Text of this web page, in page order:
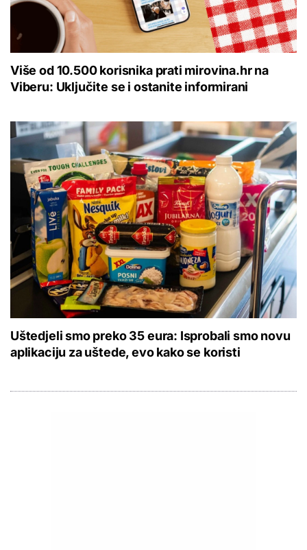
Više od 10.500 korisnika prati mirovina.hr na
Viberu: Uključite se i ostanite informirani
Uštedjeli smo preko 35 eura: Isprobali smo novu
aplikaciju za uštede, evo kako se koristi